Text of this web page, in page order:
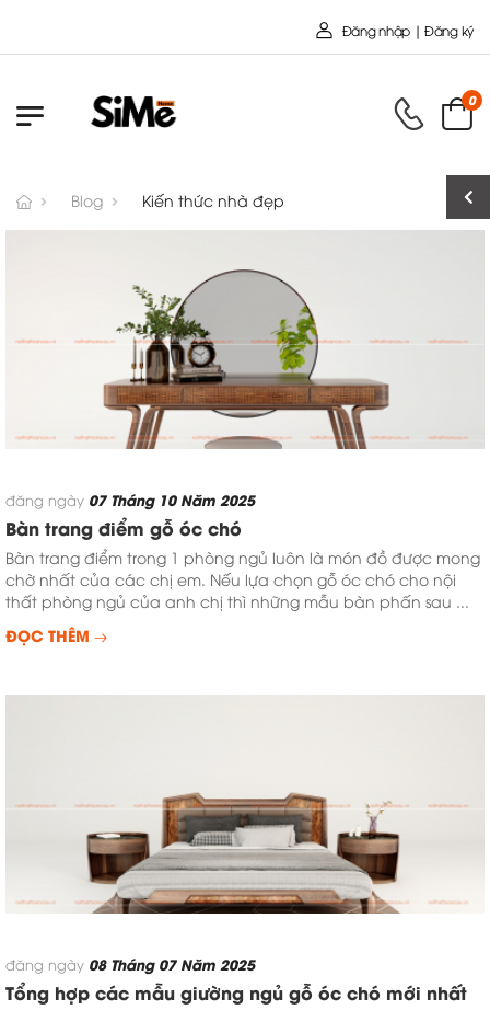
Chào mừng bạn đến với Nội Thất Toàn
Đăng nhập | Đăng ký
0
Blog Kiến thức nhà đẹp
đăng ngày 07 Tháng 10 Năm 2025
Bàn trang điểm gỗ óc chó
Bàn trang điểm trong 1 phòng ngủ luôn là món đồ được mong
chờ nhất của các chị em. Nếu lựa chọn gỗ óc chó cho nội
thất phòng ngủ của anh chị thì những mẫu bàn phấn sau ...
ĐỌC THÊM
đăng ngày 08 Tháng 07 Năm 2025
Tổng hợp các mẫu giường ngủ gỗ óc chó mới nhất